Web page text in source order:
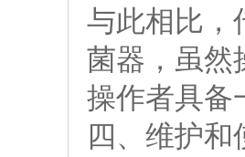
与此相比，
菌器，虽然
操作者具备
四、维护